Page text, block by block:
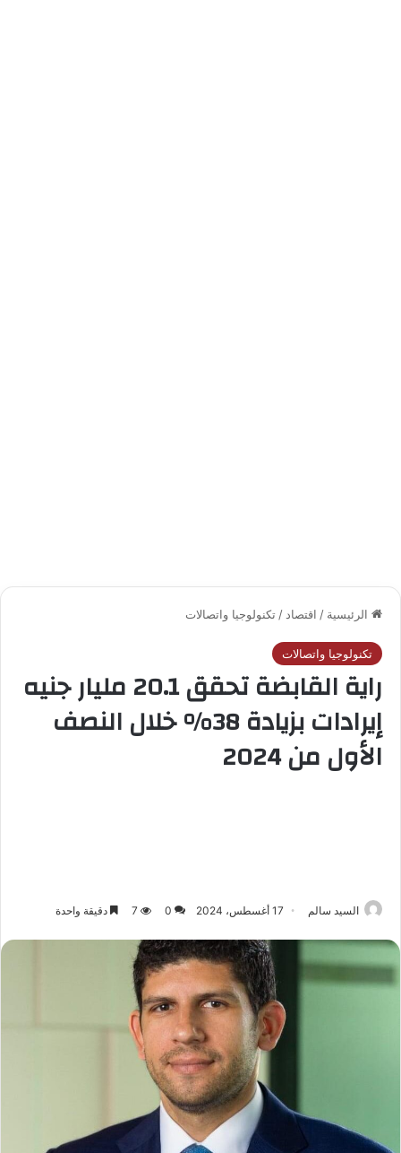
الرئيسية / اقتصاد / تكنولوجيا واتصالات
تكنولوجيا واتصالات
راية القابضة تحقق 20.1 مليار جنيه
إيرادات بزيادة 38% خلال النصف
الأول من 2024
السيد سالم 17 أغسطس، 2024 0
7 دقيقة واحدة